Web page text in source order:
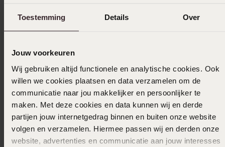
Toestemming Details Over
Jouw voorkeuren
Wij gebruiken altijd functionele en analytische cookies. Ook
willen we cookies plaatsen en data verzamelen om de
communicatie naar jou makkelijker en persoonlijker te
maken. Met deze cookies en data kunnen wij en derde
partijen jouw internetgedrag binnen en buiten onze website
volgen en verzamelen. Hiermee passen wij en derden onze
website, advertenties en communicatie aan jouw interesses
Verzameld onder de
31-10-2024 - Gj